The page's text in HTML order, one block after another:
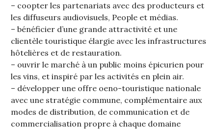
– coopter les partenariats avec des producteurs et
les diffuseurs audiovisuels, People et médias.
– bénéficier d’une grande attractivité et une
clientèle touristique élargie avec les infrastructures
hôtelières et de restauration.
– ouvrir le marché à un public moins épicurien pour
les vins, et inspiré par les activités en plein air.
– développer une offre oeno-touristique nationale
avec une stratégie commune, complémentaire aux
modes de distribution, de communication et de
commercialisation propre à chaque domaine